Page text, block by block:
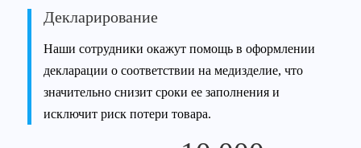
Декларирование
Наши сотрудники окажут помощь в оформлении
декларации о соответствии на медизделие, что
значительно снизит сроки ее заполнения и
исключит риск потери товара.